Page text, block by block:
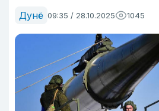
Дунё 09:35 / 28.10.2025 1045